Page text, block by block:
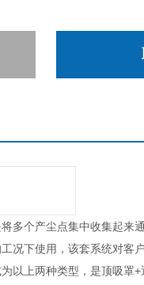
多个产尘点集中收集起来
况下使用，该套系统对客
以上两种类型，是顶吸罩